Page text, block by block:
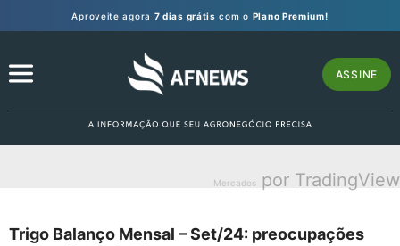
Aproveite agora 7 dias grátis com o Plano Premium!
ASSINE
Mercados por TradingView
Trigo Balanço Mensal – Set/24: preocupações